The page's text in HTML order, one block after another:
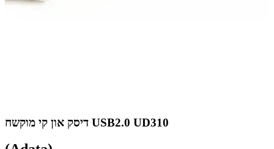
דיסק און קי מוקשח USB2.0 UD310